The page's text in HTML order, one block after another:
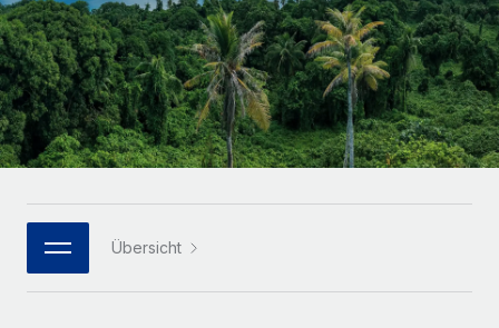
INFRASTRUKTUR
Remote Embedded
Nahtlose Integration der HR in bestehende Abläufe
Plattform
Integrierte HR-Kernfunktionen für dein Team
MCP
Integrationen
Mittelstand
Maßgeschneiderte HR-Lösungen, um Teams zu
vergrößern
Enterprise
Globale HR für Konzerne und Großunternehmen
PARTNER WERDEN
Flexible Einbettung von Global-HR-Funktionen in deine
LERNEN MIT REMOTE
Forschung und Leitfäden
Fallstudien
HR-Glossar
Bibliothek für Stellenbeschreibungen
Webinare
Español
Italiano
Português (Portugal)
한국어 Übersicht